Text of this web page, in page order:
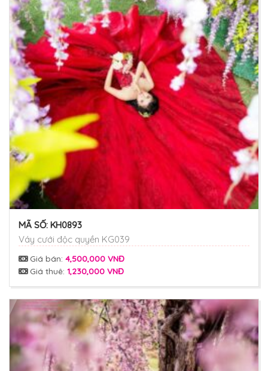
MÃ SỐ: KH0893
Váy cưới độc quyền KG039
Giá bán: 4,500,000 VNĐ
Giá thuê: 1,230,000 VNĐ